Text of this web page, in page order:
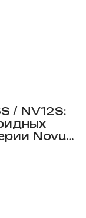
/ NV12S:
Novus